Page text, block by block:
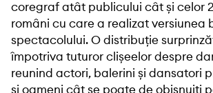
coregraf atât publicului cât și celor
români cu care a realizat versiunea
spectacolului. O distribuție
împotriva tuturor clișeelor despre
reunind actori, balerini și dansatori
și oameni cât se poate de obișnuiți